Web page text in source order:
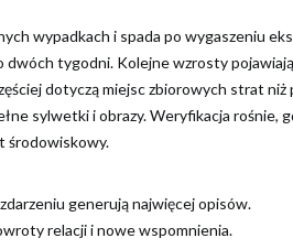
wypadkach i spada po wygaszeniu
tygodni. Kolejne wzrosty
dotyczą miejsc zbiorowych strat
sylwetki i obrazy. Weryfikacja rośnie,
środowiskowy.
generują najwięcej opisów.
relacji i nowe wspomnienia.